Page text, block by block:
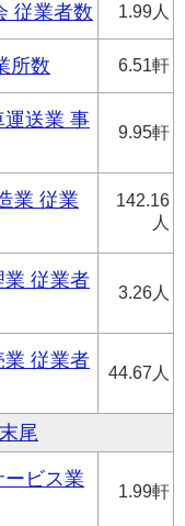
従業者数 1.99人
所数 6.51軒
運送業 事
9.95軒
業 従業
142.16
人
業 従業者
3.26人
業 従業者
44.67人
末尾
ビス業
1.99軒